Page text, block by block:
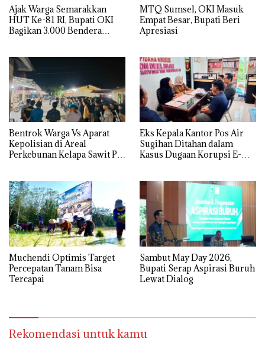
Ajak Warga Semarakkan
HUT Ke-81 RI, Bupati OKI
Bagikan 3.000 Bendera
MTQ Sumsel, OKI Masuk
Empat Besar, Bupati Beri
Apresiasi
Bentrok Warga Vs Aparat
Kepolisian di Areal
Perkebunan Kelapa Sawit PT
Eks Kepala Kantor Pos Air
Sugihan Ditahan dalam
Kasus Dugaan Korupsi E-
Muchendi Optimis Target
Percepatan Tanam Bisa
Tercapai
Sambut May Day 2026,
Bupati Serap Aspirasi Buruh
Lewat Dialog
Rekomendasi untuk kamu